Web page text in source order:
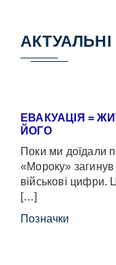
ЕВАКУАЦІЯ =
ЙОГО
Поки ми доїдали
«Мороку»
військові
[…]
Позначки